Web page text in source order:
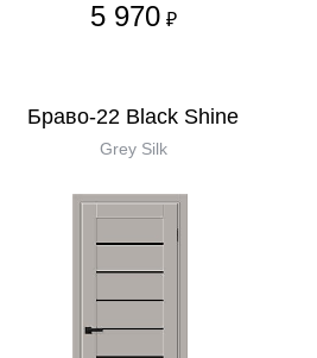
5 970 ₽
Браво-22 Black Shine
Grey Silk